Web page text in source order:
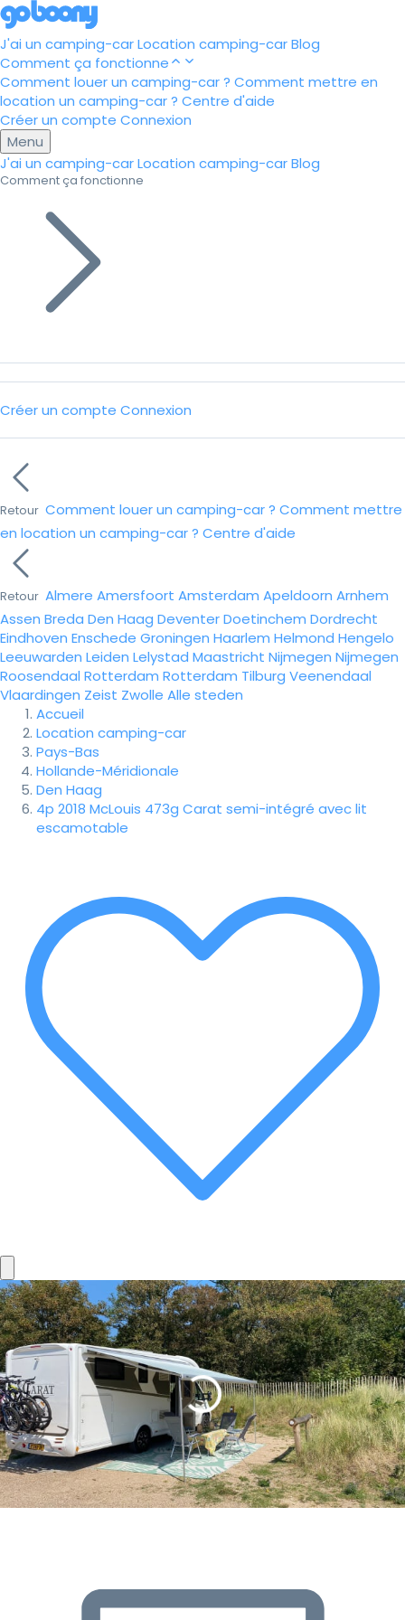
J'ai un camping-carLocation camping-carBlog
Comment ça fonctionne
Comment louer un camping-car ? Comment mettre en
location un camping-car ? Centre d'aide
Créer un compte Connexion
Menu
J'ai un camping-carLocation camping-carBlog
Comment ça fonctionne
Créer un compte Connexion
Retour Comment louer un camping-car ? Comment mettre
en location un camping-car ? Centre d'aide
Retour Almere Amersfoort Amsterdam Apeldoorn Arnhem
Assen Breda Den Haag DeventerDoetinchem Dordrecht
Eindhoven Enschede Groningen Haarlem Helmond Hengelo
Leeuwarden Leiden Lelystad Maastricht Nijmegen Nijmegen
Roosendaal Rotterdam Rotterdam Tilburg Veenendaal
Vlaardingen Zeist Zwolle Alle steden
Accueil
Location camping-car
Pays-Bas
Hollande-Méridionale
Den Haag
4p 2018 McLouis 473g Carat semi-intégré avec lit
escamotable